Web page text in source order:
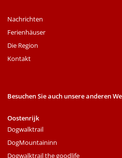
Nachrichten
Ferienhäuser
Die Region
Kontakt
Besuchen Sie auch unsere anderen
Oostenrijk
Dogwalktrail
DogMountaininn
Dogwalktrail the goodlife